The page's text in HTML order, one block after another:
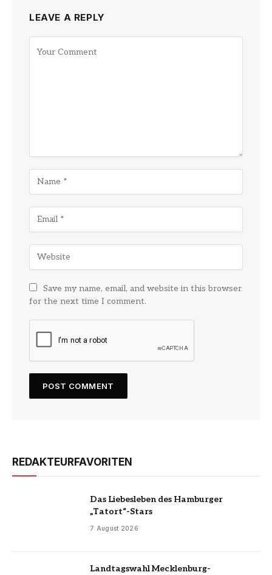
LEAVE A REPLY
Save my name, email, and website in this browser
for the next time I comment.
REDAKTEURFAVORITEN
Das Liebesleben des Hamburger
„Tatort“-Stars
7 August 2026
Landtagswahl Mecklenburg-